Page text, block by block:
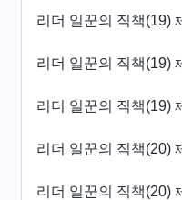
리더 일꾼의 직책(19)
리더 일꾼의 직책(19)
리더 일꾼의 직책(19)
리더 일꾼의 직책(20)
리더 일꾼의 직책(20)